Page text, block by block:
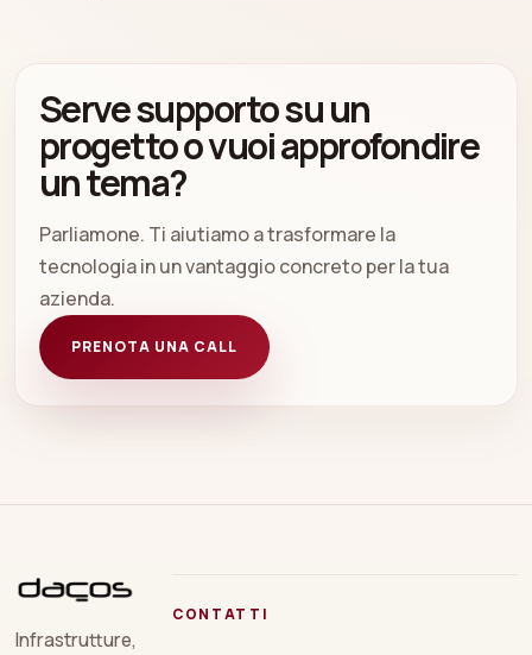
Serve supporto su un
progetto o vuoi approfondire
un tema?
Parliamone. Ti aiutiamo a trasformare la
tecnologia in un vantaggio concreto per la tua
azienda.
PRENOTA UNA CALL
Infrastrutture,
CONTATTI